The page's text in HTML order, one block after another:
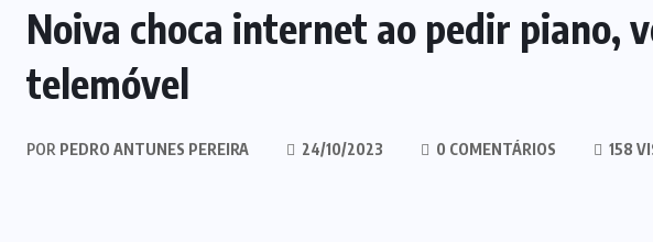
Noiva choca internet ao pedir piano,
telemóvel
POR PEDRO ANTUNES PEREIRA 24/10/2023 0 COMENTÁRIOS 158